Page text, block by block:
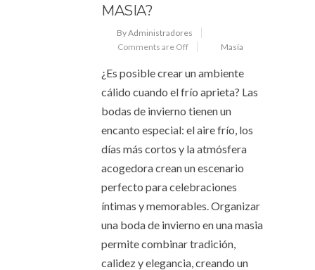
MASIA?
By Administradores
Comments are Off
Masía
¿Es posible crear un ambiente
cálido cuando el frío aprieta? Las
bodas de invierno tienen un
encanto especial: el aire frío, los
días más cortos y la atmósfera
acogedora crean un escenario
perfecto para celebraciones
íntimas y memorables. Organizar
una boda de invierno en una masia
permite combinar tradición,
calidez y elegancia, creando un